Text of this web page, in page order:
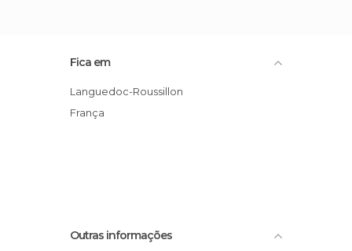
Fica em
Languedoc-Roussillon
França
Outras informações